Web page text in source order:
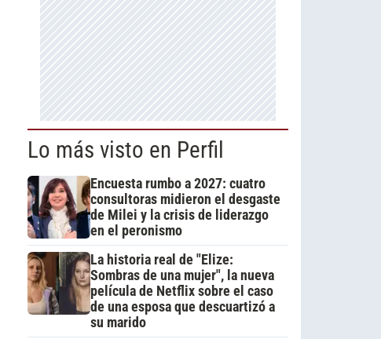
Lo más visto en Perfil
Encuesta rumbo a 2027: cuatro
consultoras midieron el desgaste
de Milei y la crisis de liderazgo
en el peronismo
La historia real de "Elize:
Sombras de una mujer", la nueva
película de Netflix sobre el caso
de una esposa que descuartizó a
su marido